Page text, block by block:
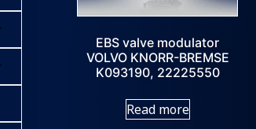
EBS valve modulator
VOLVO KNORR-BREMSE
K093190, 22225550
Read more